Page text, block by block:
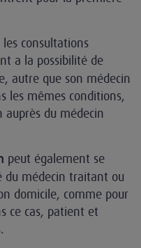
consultations
a la possibilité de
autre que son médecin
les mêmes conditions,
auprès du médecin
peut également se
du médecin traitant ou
domicile, comme pour
ce cas, patient et